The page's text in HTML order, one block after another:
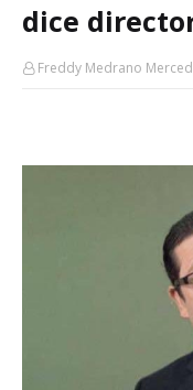
dice
Freddy Medrano